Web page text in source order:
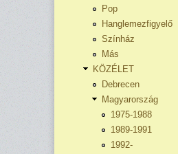
Pop
Hanglemezfigyelő
Színház
Más
KÖZÉLET
Debrecen
Magyarország
1975-1988
1989-1991
1992-